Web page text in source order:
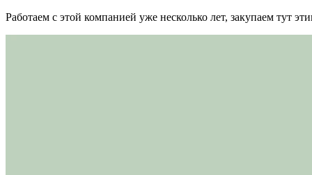
Работаем с этой компанией уже несколько лет, закупаем тут